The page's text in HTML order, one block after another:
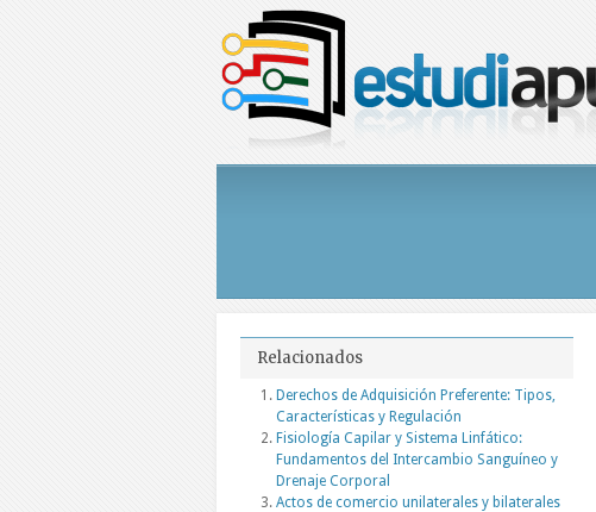
Relacionados
Derechos de Adquisición Preferente: Tipos,
Características y Regulación
Fisiología Capilar y Sistema Linfático:
Fundamentos del Intercambio Sanguíneo y
Drenaje Corporal
Actos de comercio unilaterales y bilaterales